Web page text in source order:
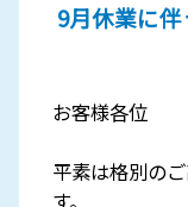
9月休業に
お客様各位
平素は格別の